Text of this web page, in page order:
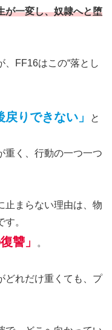
が一変し、奴隷へと堕
、FF16はこの“落とし
戻りできない」
と
重く、行動の一つ一つ
止まらない理由は、物
。
讐」 。
どれだけ重くても、プ